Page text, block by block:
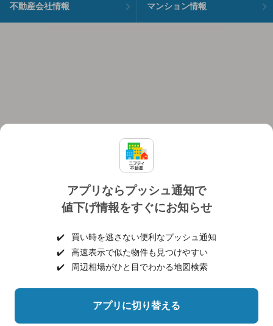
アプリならプッシュ通知で
値下げ情報をすぐにお知らせ
✔️
買い時を逃さない便利なプッシュ通知
✔️
高速表示で似た物件も見つけやすい
✔️
周辺相場がひと目でわかる地図検索
アプリに切り替える
不動産会社情報 マンション情報
個人情報保護ポリシー 利用規約
ヘルプ・お問い合わせ 採用情報
©NIFTY Lifestyle Co., Ltd.